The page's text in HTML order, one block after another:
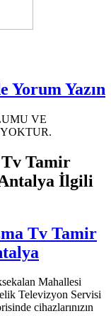
Yorum Yazın
VE
Tamir
İlgili
Tv Tamir
Mahallesi
Televizyon Servisi
cihazlarınızın